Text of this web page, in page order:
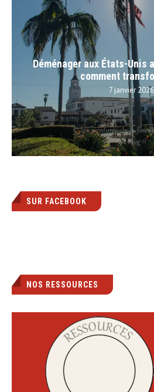
Déménager aux États-Unis
comment
7 janvier 2026
SUR FACEBOOK
NOS RESSOURCES